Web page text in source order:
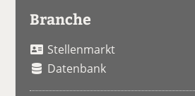
Branche
Stellenmarkt
Datenbank